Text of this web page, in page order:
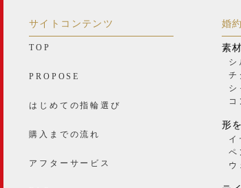
サイトコンテンツ
TOP
PROPOSE
はじめての指輪選び
購入までの流れ
アフターサービス
婚
素
シ
チ
シ
コ
形
イ
ペ
ウ